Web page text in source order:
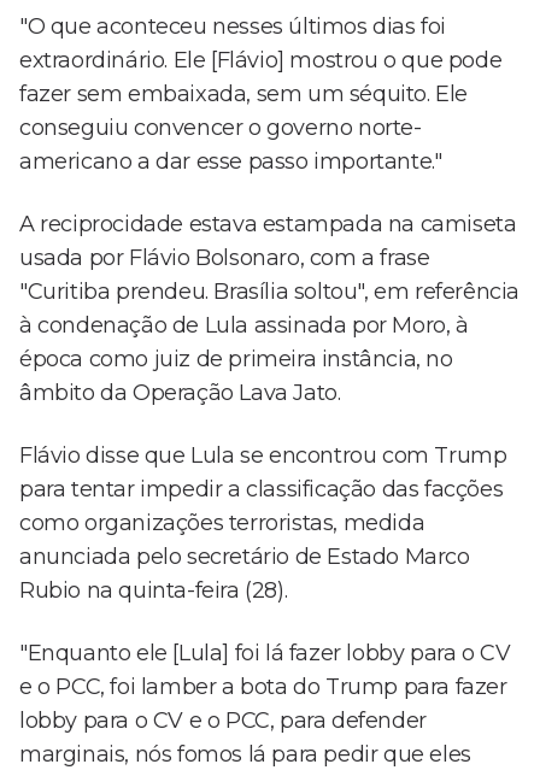
"O que aconteceu nesses últimos dias foi
extraordinário. Ele [Flávio] mostrou o que pode
fazer sem embaixada, sem um séquito. Ele
conseguiu convencer o governo norte-
americano a dar esse passo importante."
A reciprocidade estava estampada na camiseta
usada por Flávio Bolsonaro, com a frase
"Curitiba prendeu. Brasília soltou", em referência
à condenação de Lula assinada por Moro, à
época como juiz de primeira instância, no
âmbito da Operação Lava Jato.
Flávio disse que Lula se encontrou com Trump
para tentar impedir a classificação das facções
como organizações terroristas, medida
anunciada pelo secretário de Estado Marco
Rubio na quinta-feira (28).
"Enquanto ele [Lula] foi lá fazer lobby para o CV
e o PCC, foi lamber a bota do Trump para fazer
lobby para o CV e o PCC, para defender
marginais, nós fomos lá para pedir que eles